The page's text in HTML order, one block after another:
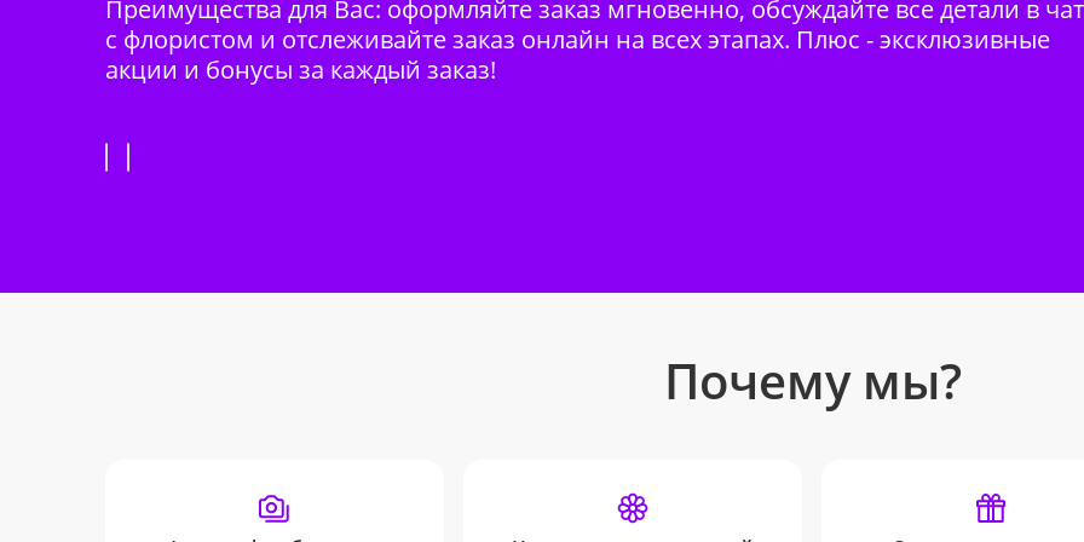
Преимущества для Вас: оформляйте заказ мгновенно, обсуждайте все детали в
с флористом и отслеживайте заказ онлайн на всех этапах. Плюс - эксклюзивные
акции и бонусы за каждый заказ!
Почему мы?